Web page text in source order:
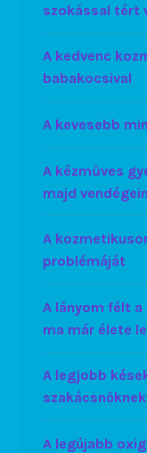
szokással tért
A kedvenc
babakocsival
A kevesebb
A kézműves
majd
A
problémáját
A lányom félt
ma már élete
A legjobb
szakácsnőknek
A legújabb